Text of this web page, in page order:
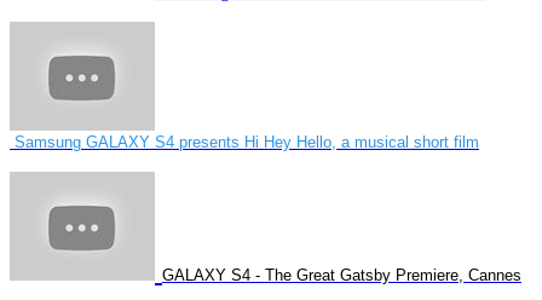
Samsung GALAXY S4 presents Hi Hey Hello, a musical short film
GALAXY S4 - The Great Gatsby Premiere, Cannes